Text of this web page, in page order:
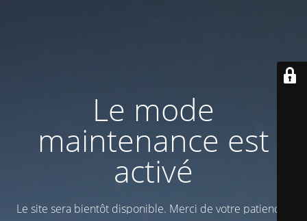
Le mode
maintenance est
activé
Le site sera bientôt disponible. Merci de votre patience !